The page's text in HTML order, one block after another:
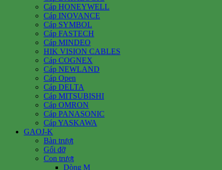
Cáp HONEYWELL
Cáp INOVANCE
Cáp SYMBOL
Cáp FASTECH
Cáp MINDEO
HIK VISION CABLES
Cáp COGNEX
Cáp NEWLAND
Cáp Open
Cáp DELTA
Cáp MITSUBISHI
Cáp OMRON
Cáp PANASONIC
Cáp YASKAWA
GAOJ-K
Bàn trượt
Gối đỡ
Con trượt
Dòng M